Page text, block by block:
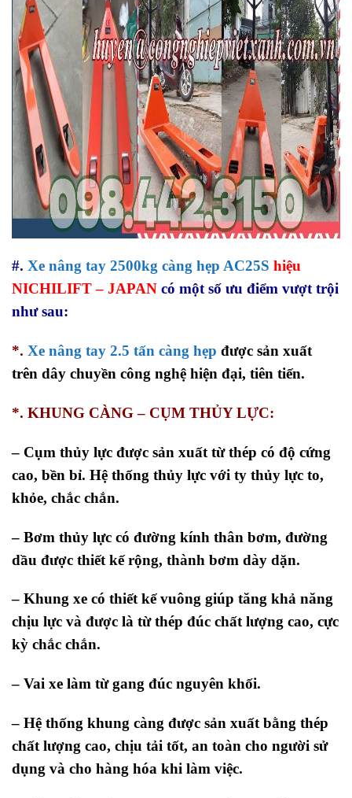
#. Xe nâng tay 2500kg càng hẹp AC25S hiệu
NICHILIFT – JAPAN có một số ưu điểm vượt trội
như sau:
*. Xe nâng tay 2.5 tấn càng hẹp được sản xuất
trên dây chuyền công nghệ hiện đại, tiên tiến.
*. KHUNG CÀNG – CỤM THỦY LỰC:
– Cụm thủy lực được sản xuất từ thép có độ cứng
cao, bền bỉ. Hệ thống thủy lực với ty thủy lực to,
khỏe, chắc chắn.
– Bơm thủy lực có đường kính thân bơm, đường
dầu được thiết kế rộng, thành bơm dày dặn.
– Khung xe có thiết kế vuông giúp tăng khả năng
chịu lực và được là từ thép đúc chất lượng cao, cực
kỳ chắc chắn.
– Vai xe làm từ gang đúc nguyên khối.
– Hệ thống khung càng được sản xuất bằng thép
chất lượng cao, chịu tải tốt, an toàn cho người sử
dụng và cho hàng hóa khi làm việc.